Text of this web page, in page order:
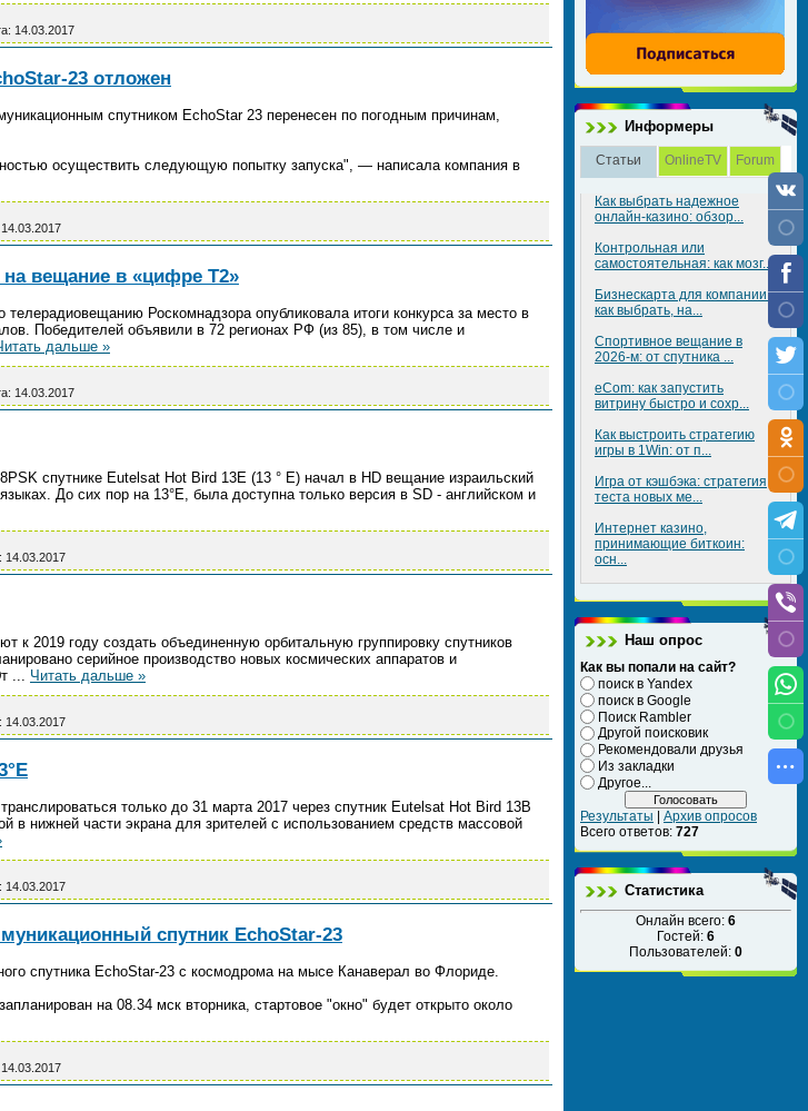
14.03.2017
23 отложен
спутником EchoStar 23 перенесен по погодным причинам,
осуществить следующую попытку запуска", — написала компания в
14.03.2017
вещание в «цифре Т2»
Роскомнадзора опубликовала итоги конкурса за место в
Победителей объявили в 72 регионах РФ (из 85), в том числе и
дальше »
14.03.2017
спутнике Eutelsat Hot Bird 13Е (13 ° E) начал в HD вещание израильский
До сих пор на 13°E, была доступна только версия в SD - английском и
14.03.2017
к 2019 году создать объединенную орбитальную группировку спутников
серийное производство новых космических аппаратов и
... Читать дальше »
14.03.2017
только до 31 марта 2017 через спутник Eutelsat Hot Bird 13В
в нижней части экрана для зрителей с использованием средств массовой
14.03.2017
спутник EchoStar-23
спутника EchoStar-23 с космодрома на мысе Канаверал во Флориде.
на 08.34 мск вторника, стартовое "окно" будет открыто около
14.03.2017
Информеры
Статьи OnlineTV Forum
Как выбрать надежное
онлайн-казино: обзор...
Контрольная или
самостоятельная: как мозг...
Бизнескарта для компании:
как выбрать, на...
Спортивное вещание в
2026-м: от спутника ...
eCom: как запустить
витрину быстро и сохр...
Как выстроить стратегию
игры в 1Win: от п...
Игра от кэшбэка: стратегия
теста новых ме...
Интернет казино,
принимающие биткоин:
осн...
Наш опрос
Как вы попали на сайт?
поиск в Yandex
поиск в Google
Поиск Rambler
Другой поисковик
Рекомендовали друзья
Из закладки
Другое...
Результаты | Архив опросов
Всего ответов: 727
Статистика
Онлайн всего: 6
Гостей: 6
Пользователей: 0